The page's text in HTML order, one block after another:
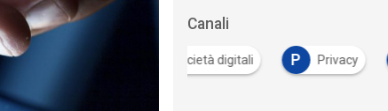
Canali
Cultura e società digitali P Privacy